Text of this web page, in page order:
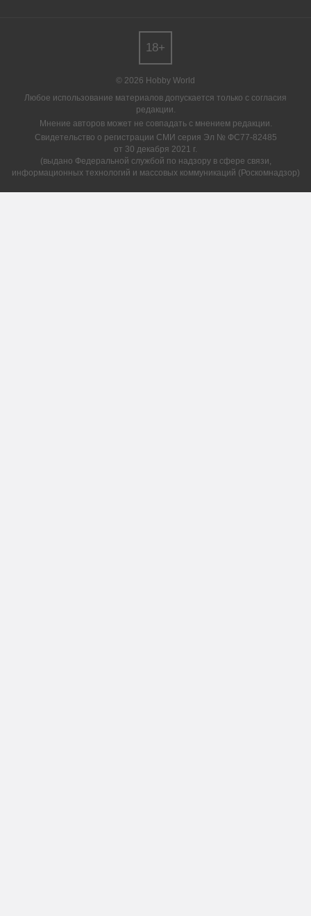
© 2026 Hobby World
Любое использование материалов допускается только с согласия
редакции.
Мнение авторов может не совпадать с мнением редакции.
Свидетельство о регистрации СМИ серия Эл № ФС77-82485
от 30 декабря 2021 г.
(выдано Федеральной службой по надзору в сфере связи,
информационных технологий и массовых коммуникаций (Роскомнадзор)
18+